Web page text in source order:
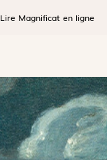
Lire Magnificat en ligne